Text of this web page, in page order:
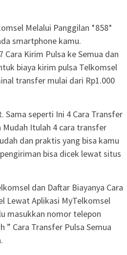
Melalui Panggilan *858*
smartphone kamu.
Kirim Pulsa ke Semua dan
biaya kirim pulsa Telkomsel
transfer mulai dari Rp1.000
Sama seperti Ini 4 Cara Transfer
Mudah Itulah 4 cara transfer
dan praktis yang bisa kamu
bisa dicek lewat situs
dan Daftar Biayanya Cara
Lewat Aplikasi MyTelkomsel
masukkan nomor telepon
” Cara Transfer Pulsa Semua